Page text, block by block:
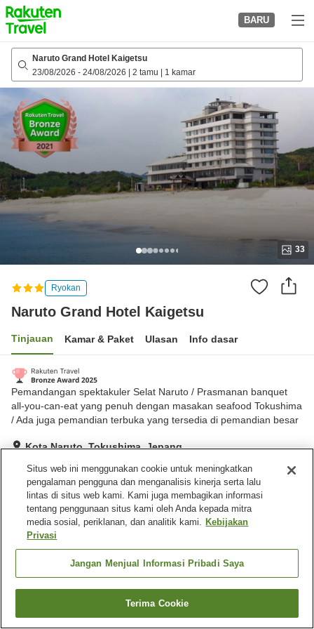
to
top
page
BARU
Naruto Grand Hotel Kaigetsu
23/08/2026 - 24/08/2026 2 tamu 1 kamar
33
Ryokan
Naruto Grand Hotel Kaigetsu
Tinjauan Kamar & Paket Ulasan Info dasar
Pemandangan spektakuler Selat Naruto / Prasmanan banquet
all-you-can-eat yang penuh dengan masakan seafood Tokushima
/ Ada juga pemandian terbuka yang tersedia di pemandian besar
Kota Naruto, Tokushima, Jepang
Hebat Ulasan:565
Fasilitas properti
Spa / Salon kecantikan
Cari kamar
Situs web ini menggunakan cookie untuk meningkatkan
pengalaman pengguna dan menganalisis kinerja serta lalu
lintas di situs web kami. Kami juga membagikan informasi
tentang penggunaan situs kami oleh Anda kepada mitra
media sosial, periklanan, dan analitik kami. Kebijakan
Privasi
Jangan Menjual Informasi Pribadi Saya
Terima Cookie